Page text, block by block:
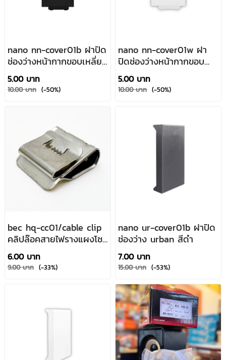
nano nn-cover01b ฝาปิด
ช่องว่างหน้ากากขอบเหลี่ยม
สีดำ
5.00 บาท
10.00 บาท (-50%)
nano nn-cover01w ฝา
ปิดช่องว่างหน้ากากขอบ
เหลี่ยมสีขาว
5.00 บาท
10.00 บาท (-50%)
bec hq-cc01/cable clip
คลิปล๊อคสายไฟรางแผงโซ
ล่าร์เซลล์
6.00 บาท
9.00 บาท (-33%)
nano ur-cover01b ฝาปิด
ช่องว่าง urban สีดำ
7.00 บาท
15.00 บาท (-53%)